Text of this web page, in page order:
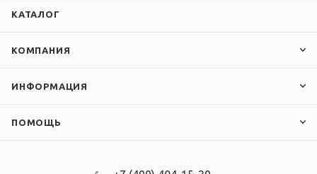
КАТАЛОГ
КОМПАНИЯ
ИНФОРМАЦИЯ
ПОМОЩЬ